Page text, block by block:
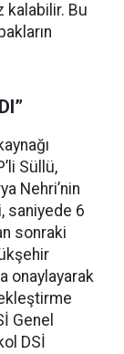
kalabilir. Bu
Süllü,
Nehri’nin
saniyede 6
sonraki
onaylayarak
Genel
DSİ